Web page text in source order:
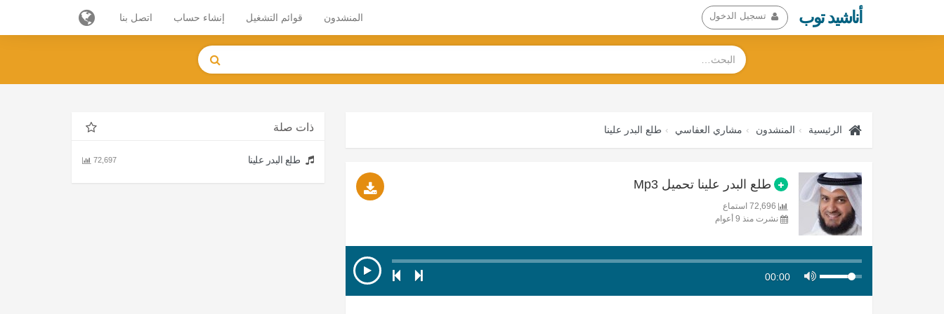
أناشيد توب تسجيل الدخول المنشدون قوائم التشغيل إنشاء حساب اتصل بنا
الرئيسية المنشدون مشاري العفاسي طلع البدر علينا
طلع البدر علينا تحميل Mp3
نشرت منذ 9 أعوام
00:00
ذات صلة
طلع البدر علينا 72,697